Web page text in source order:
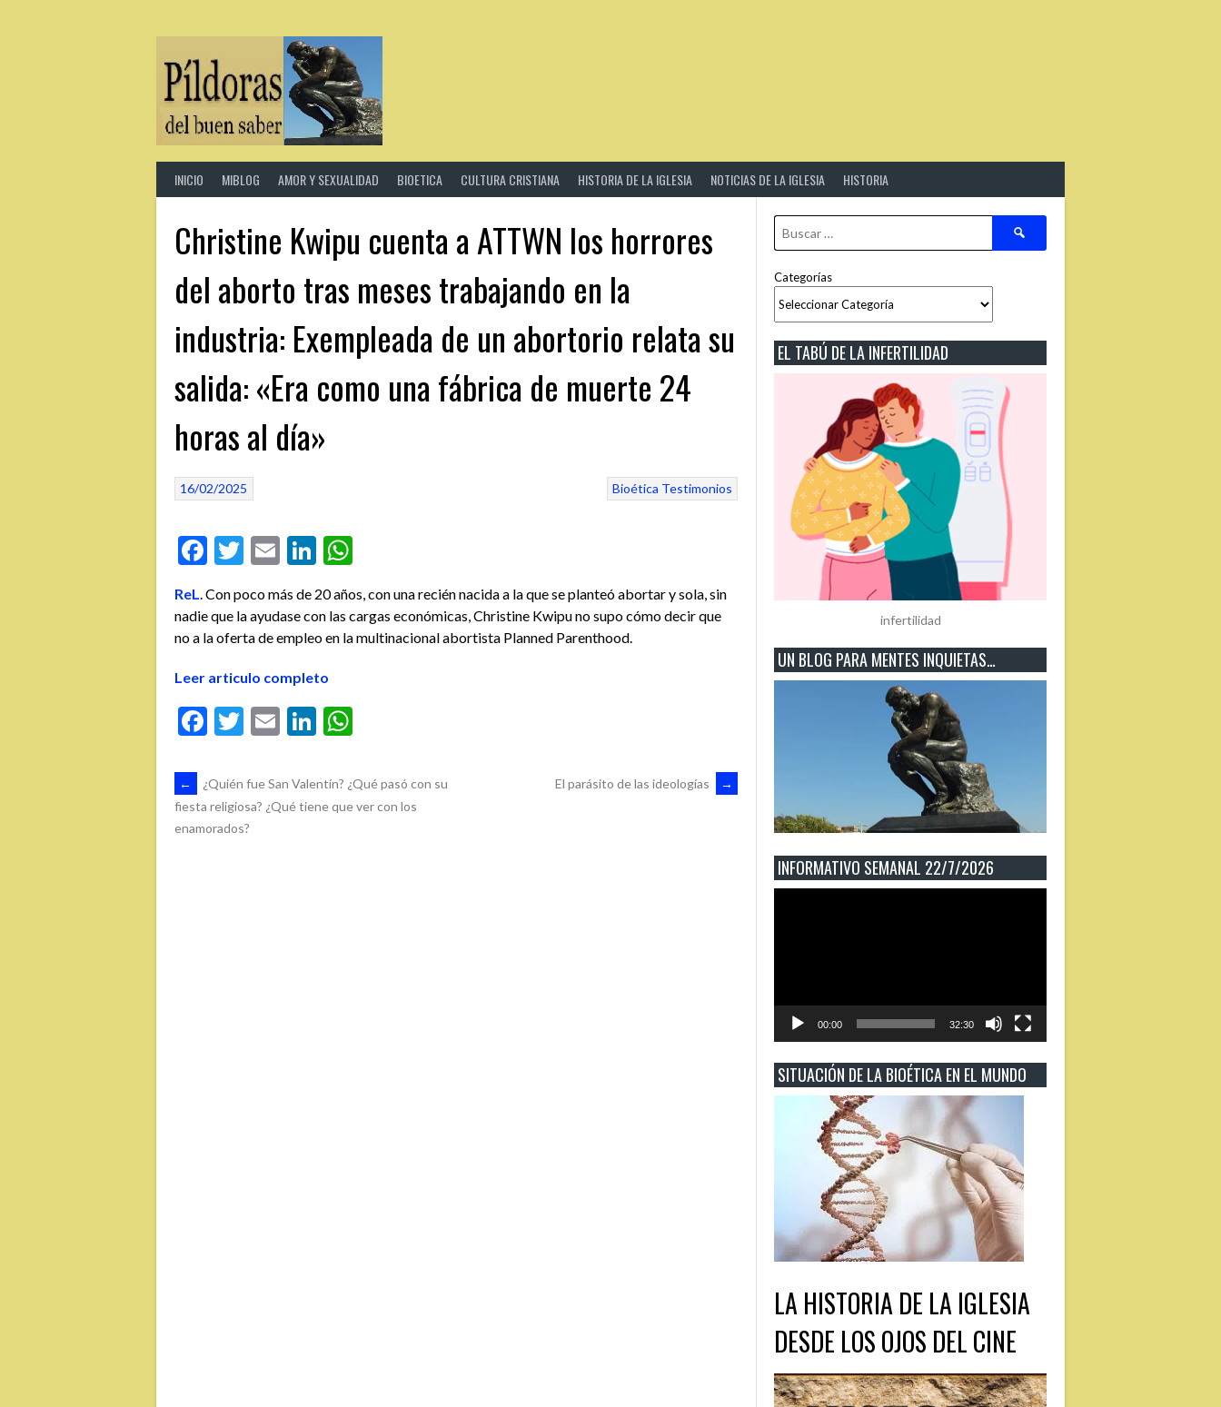
INICIO MIBLOG AMOR Y SEXUALIDAD BIOETICA CULTURA CRISTIANA HISTORIA DE LA IGLESIA NOTICIAS DE LA IGLESIA HISTORIA
Christine Kwipu cuenta a ATTWN los horrores
del aborto tras meses trabajando en la
industria: Exempleada de un abortorio relata su
salida: «Era como una fábrica de muerte 24
horas al día»
Bioética Testimonios
16/02/2025
Facebook
Twitter
EmailLinkedIn
ReL. Con poco más de 20 años, con una recién nacida a la que se planteó abortar y sola, sin
nadie que la ayudase con las cargas económicas, Christine Kwipu no supo cómo decir que
no a la oferta de empleo en la multinacional abortista Planned Parenthood.
Leer articulo completo
Facebook
Twitter
EmailLinkedIn
NAVEGACIÓN
DE
←
¿Quién fue San Valentín? ¿Qué pasó con su
fiesta religiosa? ¿Qué tiene que ver con los
enamorados?
El parásito de las ideologías →
Buscar:
Categorías
EL TABÚ DE LA INFERTILIDAD
infertilidad
UN BLOG PARA MENTES INQUIETAS…
INFORMATIVO SEMANAL 22/7/2026
00:00 32:30
SITUACIÓN DE LA BIOÉTICA EN EL MUNDO
LA HISTORIA DE LA IGLESIA
DESDE LOS OJOS DEL CINE